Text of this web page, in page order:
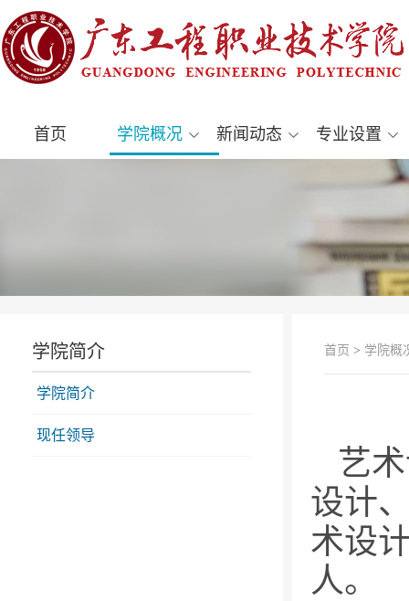
首页 学院概况 新闻动态 专业设置
学院简介
学院简介
现任领导
首页 > 学院概
艺
设计
术设
人。